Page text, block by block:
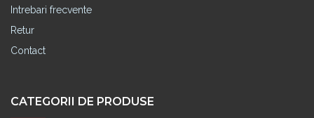
Intrebari frecvente
Retur
Contact
CATEGORII DE PRODUSE